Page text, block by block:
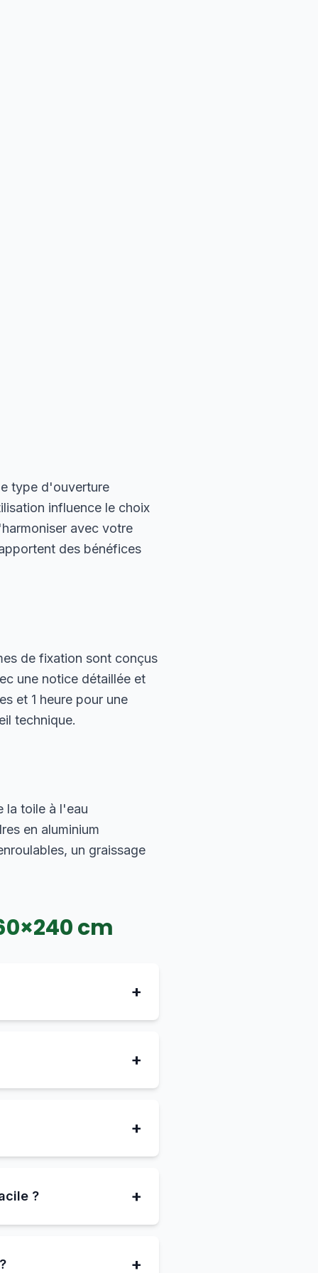
type d'ouverture
influence le choix
avec votre
des bénéfices
de fixation sont conçus
une notice détaillée et
et 1 heure pour une
technique.
la toile à l'eau
en aluminium
un graissage
×240cm
+
+
+
? +
+